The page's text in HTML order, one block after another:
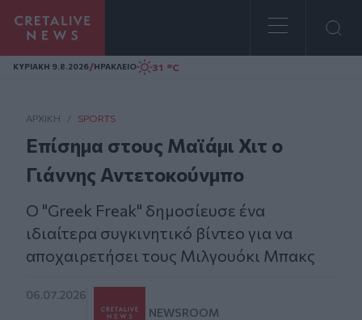
Homepage
ΚΥΡΙΑΚΗ 9.8.2026/ΗΡΑΚΛΕΙΟ 31 °C
ΑΡΧΙΚΗ / SPORTS
Επίσημα στους Μαϊάμι Χιτ ο
Γιάννης Αντετοκούνμπο
Ο "Greek Freak" δημοσίευσε ένα
ιδιαίτερα συγκινητικό βίντεο για να
αποχαιρετήσει τους Μιλγουόκι Μπακς
06.07.2026
NEWSROOM